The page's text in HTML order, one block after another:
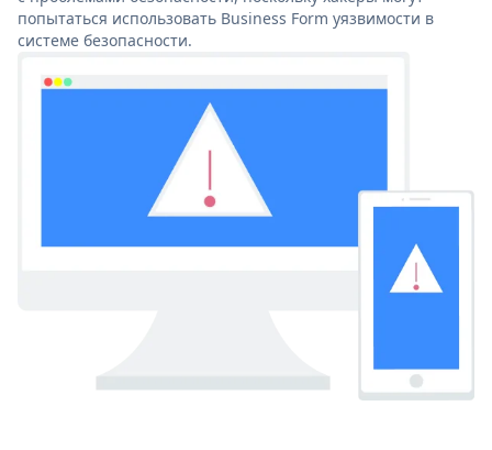
попытаться использовать Business Form уязвимости в
системе безопасности.